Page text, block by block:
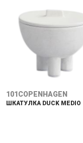
101COPENHAGEN
ШКАТУЛКА DUCK MEDIO